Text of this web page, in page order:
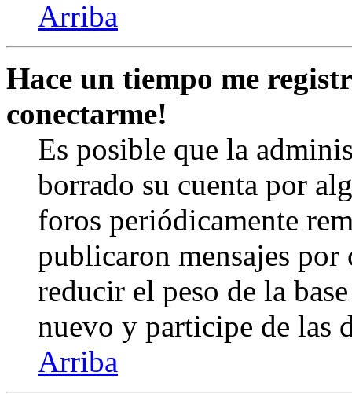
Arriba
Hace un tiempo me
conectarme!
Es posible que la
borrado su cuenta por
foros periódicamente
publicaron mensajes
reducir el peso de la
nuevo y participe de las
Arriba